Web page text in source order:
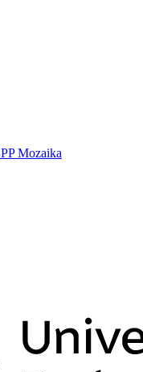
Mozaika